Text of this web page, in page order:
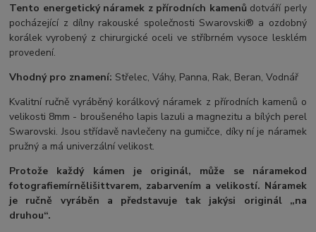
Tento energetický náramek z přírodních kamenů dotváří perly
pocházející z dílny rakouské společnosti Swarovski® a ozdobný
korálek vyrobený z chirurgické oceli ve stříbrném vysoce lesklém
provedení.
Vhodný pro znamení: Střelec, Váhy, Panna, Rak, Beran, Vodnář
Kvalitní ručně vyráběný korálkový náramek z přírodních kamenů o
velikosti 8mm - broušeného lapis lazuli a magnezitu a bílých perel
Swarovski. Jsou střídavě navlečeny na gumičce, díky ní je náramek
pružný a má univerzální velikost.
Protože každý kámen je originál, může se náramekod
fotografiemírnělišittvarem, zabarvením a velikostí. Náramek
je ručně vyráběn a představuje tak jakýsi originál „na
druhou“.